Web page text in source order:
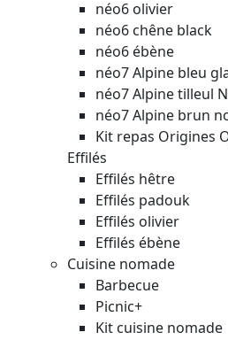
néo6 olivier
néo6 chêne black
néo6 ébène
néo7 Alpine bleu
néo7 Alpine tilleul
néo7 Alpine brun
Kit repas Origines
Effilés
Effilés hêtre
Effilés padouk
Effilés olivier
Effilés ébène
Cuisine nomade
Barbecue
Picnic+
Kit cuisine nomade